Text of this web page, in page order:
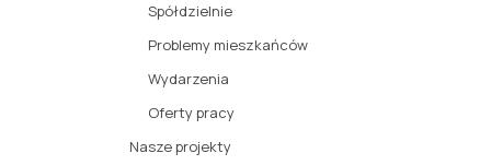
Spółdzielnie
Problemy mieszkańców
Wydarzenia
Oferty pracy
Nasze projekty